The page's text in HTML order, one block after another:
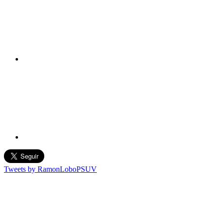
Tweets by RamonLoboPSUV